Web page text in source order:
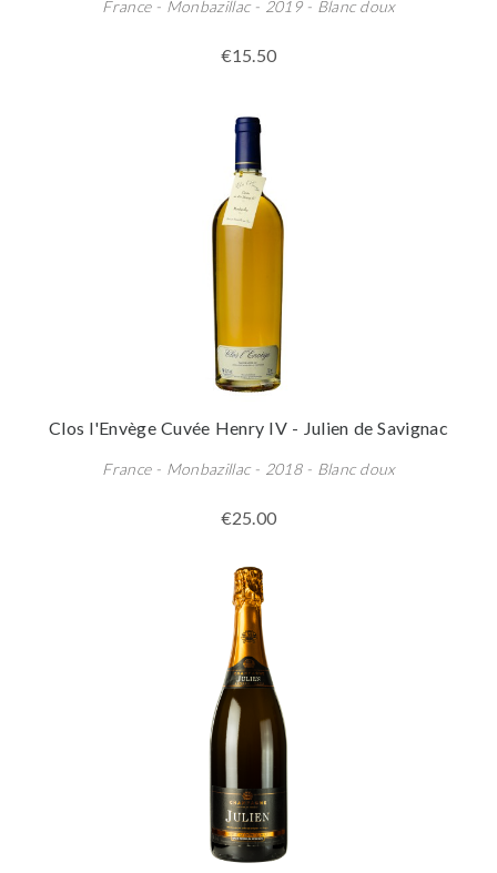
France - Monbazillac - 2019 - Blanc doux
€15.50
Clos l'Envège Cuvée Henry IV - Julien de Savignac
France - Monbazillac - 2018 - Blanc doux
€25.00